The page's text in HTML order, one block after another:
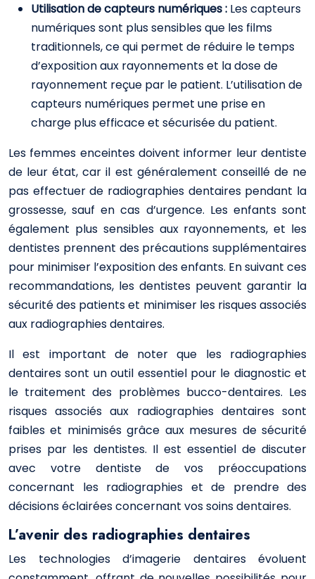
Utilisation de capteurs numériques : Les capteurs
numériques sont plus sensibles que les films
traditionnels, ce qui permet de réduire le temps
d’exposition aux rayonnements et la dose de
rayonnement reçue par le patient. L’utilisation de
capteurs numériques permet une prise en
charge plus efficace et sécurisée du patient.
Les femmes enceintes doivent informer leur dentiste
de leur état, car il est généralement conseillé de ne
pas effectuer de radiographies dentaires pendant la
grossesse, sauf en cas d’urgence. Les enfants sont
également plus sensibles aux rayonnements, et les
dentistes prennent des précautions supplémentaires
pour minimiser l’exposition des enfants. En suivant ces
recommandations, les dentistes peuvent garantir la
sécurité des patients et minimiser les risques associés
aux radiographies dentaires.
Il est important de noter que les radiographies
dentaires sont un outil essentiel pour le diagnostic et
le traitement des problèmes bucco-dentaires. Les
risques associés aux radiographies dentaires sont
faibles et minimisés grâce aux mesures de sécurité
prises par les dentistes. Il est essentiel de discuter
avec votre dentiste de vos préoccupations
concernant les radiographies et de prendre des
décisions éclairées concernant vos soins dentaires.
L’avenir des radiographies dentaires
Les technologies d’imagerie dentaires évoluent